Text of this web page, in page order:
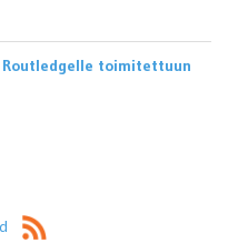
Routledgelle toimitettuun